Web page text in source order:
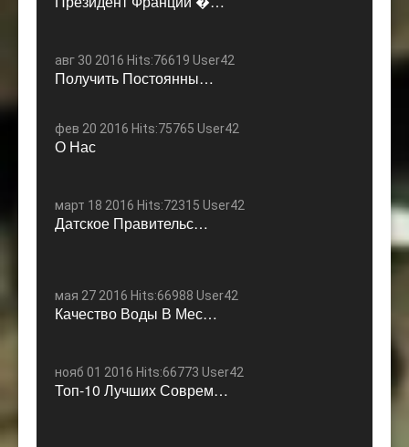
авг 30 2016 Hits:76619 User42
Получить Постоянны…
фев 20 2016 Hits:75765 User42
О Нас
март 18 2016 Hits:72315 User42
Датское Правительс…
мая 27 2016 Hits:66988 User42
Качество Воды В Мес…
нояб 01 2016 Hits:66773 User42
Топ-10 Лучших Соврем…